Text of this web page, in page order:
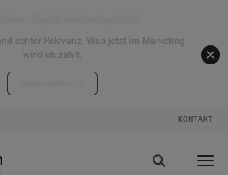
echter Relevanz. Was jetzt im Marketing
wirklich zählt.
KONTAKT